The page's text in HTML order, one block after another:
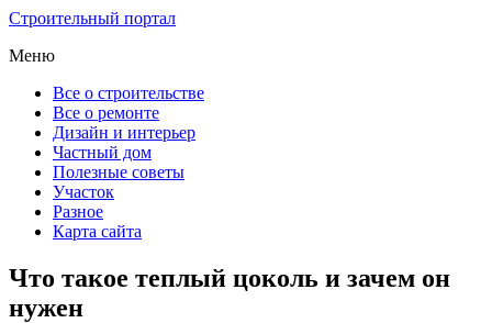
Строительный портал
Меню
Все о строительстве
Все о ремонте
Дизайн и интерьер
Частный дом
Полезные советы
Участок
Разное
Карта сайта
Что такое теплый цоколь и зачем он
нужен